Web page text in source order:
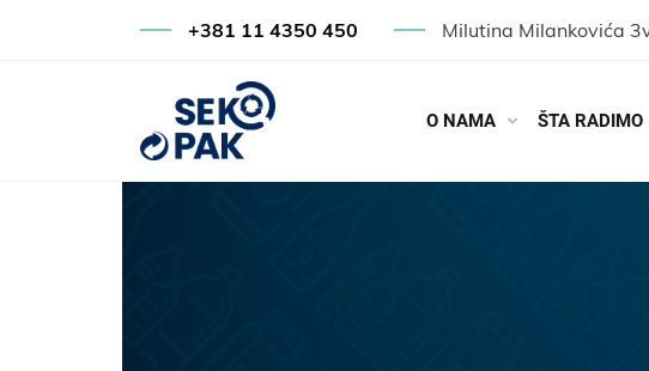
+381 11 4350 450 Milutina Milankovića
O NAMA ŠTA RADIMO